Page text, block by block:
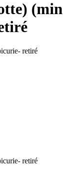
(min